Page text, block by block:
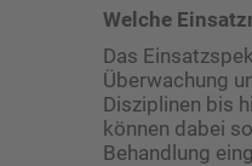
Welche
Das
Überwachung
Disziplinen bis
können dabei
Behandlung